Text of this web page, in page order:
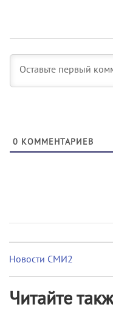
0 КОММЕНТАРИЕВ
Новости СМИ2
Читайте